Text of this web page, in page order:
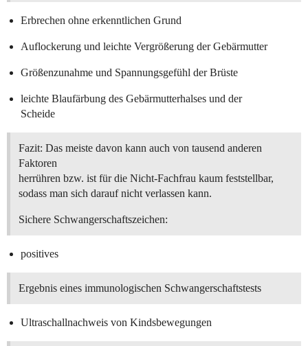
Erbrechen ohne erkenntlichen Grund
Auflockerung und leichte Vergrößerung der Gebärmutter
Größenzunahme und Spannungsgefühl der Brüste
leichte Blaufärbung des Gebärmutterhalses und der
Scheide
Fazit: Das meiste davon kann auch von tausend anderen
Faktoren
herrühren bzw. ist für die Nicht-Fachfrau kaum feststellbar,
sodass man sich darauf nicht verlassen kann.
Sichere Schwangerschaftszeichen:
positives
Ergebnis eines immunologischen Schwangerschaftstests
Ultraschallnachweis von Kindsbewegungen